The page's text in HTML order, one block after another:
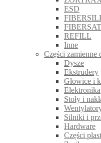
ESD
REFILL
Inne
Części zamienne
Dysze
Ekstrudery
Głowice i
Elektronika
Stoły i
Silniki i
Hardware
Części